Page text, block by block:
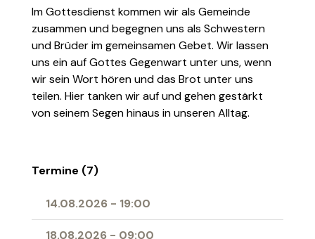
Im Gottesdienst kommen wir als Gemeinde
zusammen und begegnen uns als Schwestern
und Brüder im gemeinsamen Gebet. Wir lassen
uns ein auf Gottes Gegenwart unter uns, wenn
wir sein Wort hören und das Brot unter uns
teilen. Hier tanken wir auf und gehen gestärkt
von seinem Segen hinaus in unseren Alltag.
Termine (7)
14.08.2026 - 19:00
18.08.2026 - 09:00